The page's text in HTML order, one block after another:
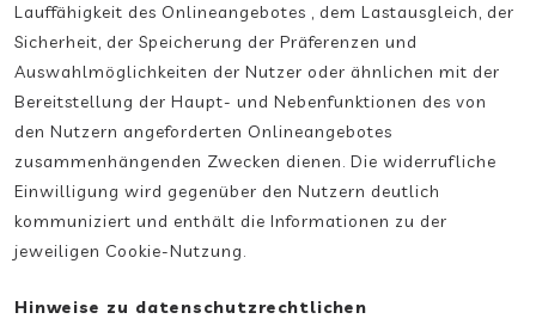
Lauffähigkeit des Onlineangebotes , dem Lastausgleich, der
Sicherheit, der Speicherung der Präferenzen und
Auswahlmöglichkeiten der Nutzer oder ähnlichen mit der
Bereitstellung der Haupt- und Nebenfunktionen des von
den Nutzern angeforderten Onlineangebotes
zusammenhängenden Zwecken dienen. Die widerrufliche
Einwilligung wird gegenüber den Nutzern deutlich
kommuniziert und enthält die Informationen zu der
jeweiligen Cookie-Nutzung.
Hinweise zu datenschutzrechtlichen